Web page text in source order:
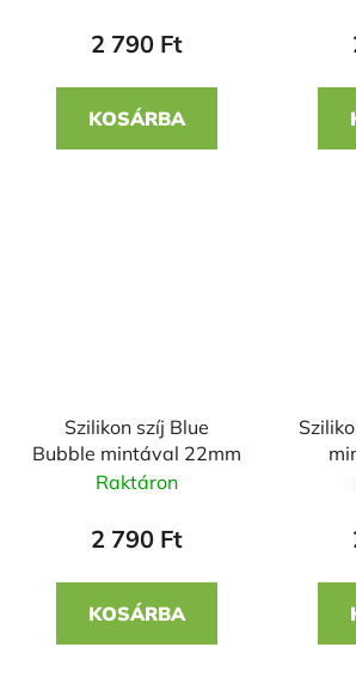
2 790 Ft
KOSÁRBA
Szilikon szíj Blue
Bubble mintával 22mm
Raktáron
2 790 Ft
KOSÁRBA